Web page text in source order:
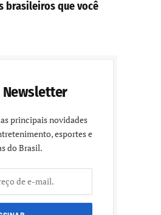
brasileiros que você
Newsletter
principais novidades
esportes e
do Brasil.